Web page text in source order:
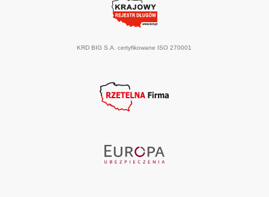
KRD BIG S.A. certyfikowane ISO 270001